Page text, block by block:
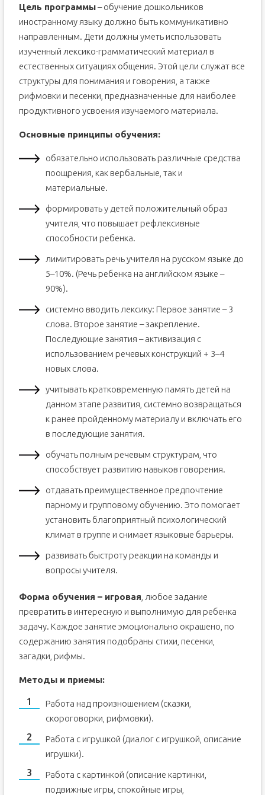
Цель программы– обучение дошкольников
иностранному языку должно быть коммуникативно
направленным. Дети должны уметь использовать
изученный лексико-грамматический материал в
естественных ситуациях общения. Этой цели служат все
структуры для понимания и говорения, а также
рифмовки и песенки, предназначенные для наиболее
продуктивного усвоения изучаемого материала.
Основные принципы обучения:
обязательно использовать различные средства
поощрения, как вербальные, так и
материальные.
формировать у детей положительный образ
учителя, что повышает рефлексивные
способности ребенка.
лимитировать речь учителя на русском языке до
5–10%. (Речь ребенка на английском языке –
90%).
системно вводить лексику: Первое занятие – 3
слова. Второе занятие – закрепление.
Последующие занятия – активизация с
использованием речевых конструкций + 3–4
новых слова.
учитывать кратковременную память детей на
данном этапе развития, системно возвращаться
к ранее пройденному материалу и включать его
в последующие занятия.
обучать полным речевым структурам, что
способствует развитию навыков говорения.
отдавать преимущественное предпочтение
парному и групповому обучению. Это помогает
установить благоприятный психологический
климат в группе и снимает языковые барьеры.
развивать быстроту реакции на команды и
вопросы учителя.
Форма обучения – игровая , любое задание
превратить в интересную и выполнимую для ребенка
задачу. Каждое занятие эмоционально окрашено, по
содержанию занятия подобраны стихи, песенки,
загадки, рифмы.
Методы и приемы:
Работа над произношением (сказки,
скороговорки, рифмовки).
Работа с игрушкой (диалог с игрушкой, описание
игрушки).
Работа с картинкой (описание картинки,
подвижные игры, спокойные игры,